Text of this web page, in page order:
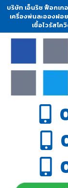
บริษัท เอ็นริช ฟ็อกเก
เครื่องพ่นละอองฝอ
เชื้อไวรัสโค